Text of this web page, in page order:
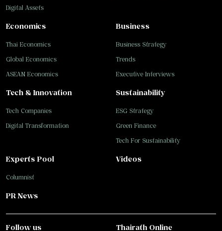
Digital Assets
Business
Business Strategy
Trends
Executive Interviews
Tech & Innovation
Tech Companies
Digital Transformation
Sustainability
ESG Strategy
Green Finance
Tech For Sustainability
Economics
Thai Economics
Global Economics
ASEAN Economics
Experts Pool
Columnist
Videos
PR News
Follow us Thairath Online